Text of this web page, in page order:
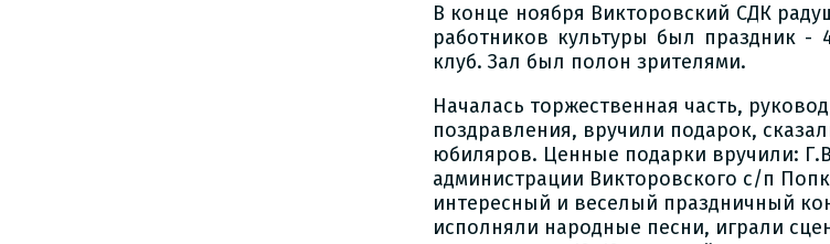
В конце ноября Викторовский СДК
работников культуры был праздник -
клуб. Зал был полон зрителями.
Началась торжественная часть,
поздравления, вручили подарок,
юбиляров. Ценные подарки вручили:
администрации Викторовского с/п
интересный и веселый праздничный
исполняли народные песни, играли